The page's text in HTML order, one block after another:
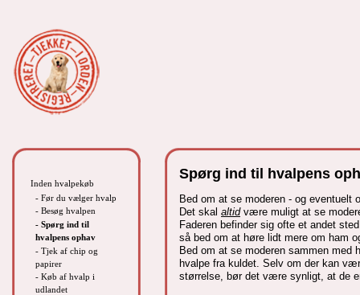
Inden hvalpekøb
- Før du vælger hvalp
- Besøg hvalpen
- Spørg ind til
hvalpens ophav
- Tjek af chip og
papirer
- Køb af hvalp i
udlandet
Spørg ind til hvalpens
Bed om at se moderen - og eventuelt
Det skal altidvære muligt at se
Faderen befinder sig ofte et andet
så bed om at høre lidt mere om ham
Bed om at se moderen sammen med
hvalpe fra kuldet. Selv om der kan
størrelse, bør det være synligt, at de